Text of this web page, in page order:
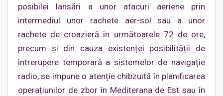
posibilei lansări a unor atacuri aeriene prin
intermediul unor rachete aer-sol sau a unor
rachete de croazieră în următoarele 72 de ore,
precum și din cauza existenței posibilității de
întrerupere temporară a sistemelor de navigație
radio, se impune o atenție chibzuită în planificarea
operațiunilor de zbor în Mediterana de Est sau în